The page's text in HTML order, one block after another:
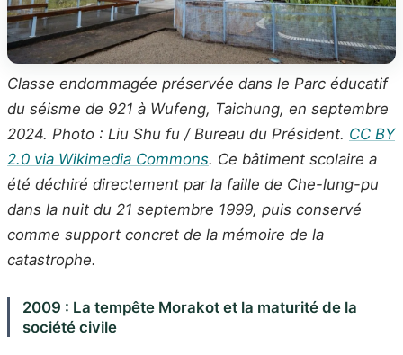
Classe endommagée préservée dans le Parc éducatif
du séisme de 921 à Wufeng, Taichung, en septembre
2024. Photo : Liu Shu fu / Bureau du Président. CC BY
2.0 via Wikimedia Commons. Ce bâtiment scolaire a
été déchiré directement par la faille de Che-lung-pu
dans la nuit du 21 septembre 1999, puis conservé
comme support concret de la mémoire de la
catastrophe.
2009 : La tempête Morakot et la maturité de la
société civile